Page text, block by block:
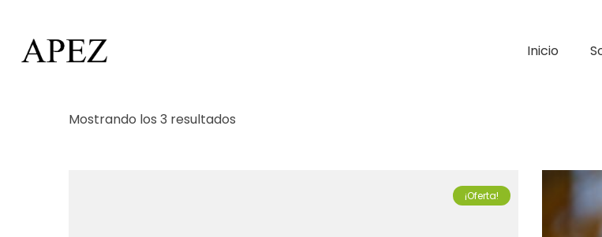
Inicio
Mostrando los 3 resultados
¡Oferta!